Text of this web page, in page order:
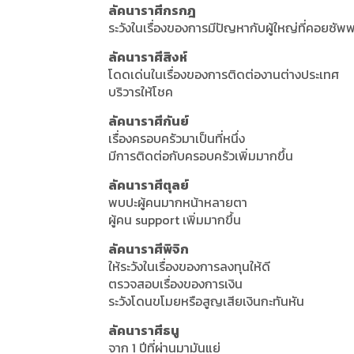
ลัคนาราศีกรกฎ
ระวังในเรื่องของการมีปัญหากับผู้ใหญ่ที่คอยซัพ
ลัคนาราศีสิงห์
โดดเด่นในเรื่องของการติดต่องานต่างประเทศ
บริวารให้โชค
ลัคนาราศีกันย์
เรื่องครอบครัวมาเป็นที่หนึ่ง
มีการติดต่อกับครอบครัวเพิ่มมากขึ้น
ลัคนาราศีตุลย์
พบปะผู้คนมากหน้าหลายตา
ผู้คน support เพิ่มมากขึ้น
ลัคนาราศีพิจิก
ให้ระวังในเรื่องของการลงทุนให้ดี
ตรวจสอบเรื่องของการเงิน
ระวังโดนขโมยหรือสูญเสียเงินกะทันหัน
ลัคนาราศีธนู
จาก 1 ปีที่ผ่านมามันแย่